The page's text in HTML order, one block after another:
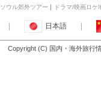
ソウル郊外ツアー ドラマ/映画ロケ
日本語
Copyright (C) 国内・海外旅行